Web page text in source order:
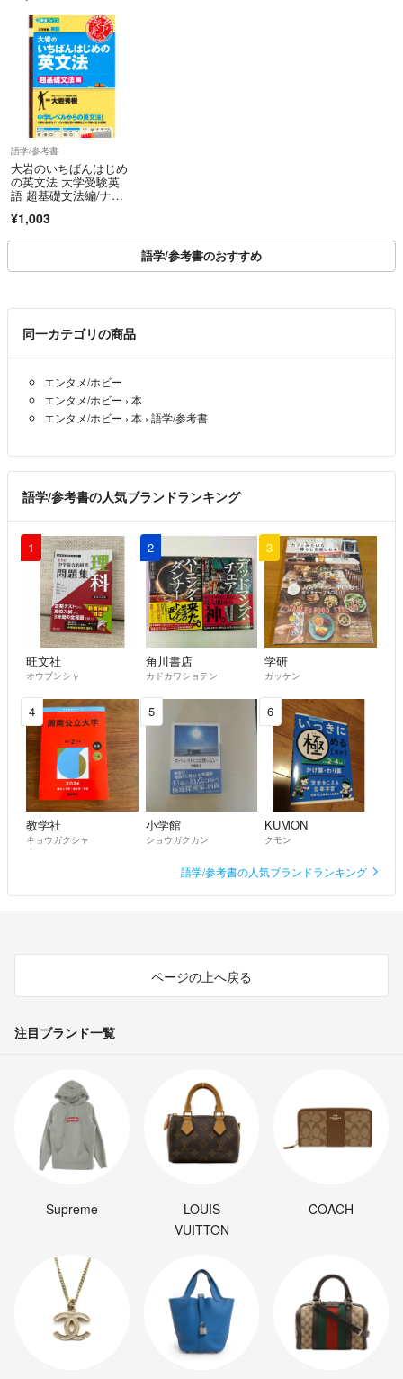
語学/参考書
大岩のいちばんはじめ
の英文法 大学受験英
語 超基礎文法編/ナガ
（ソフトカバー））
¥1,003
語学/参考書のおすすめ
同一カテゴリの商品
エンタメ/ホビー
エンタメ/ホビー › 本
エンタメ/ホビー › 本 › 語学/参考書
語学/参考書の人気ブランドランキング
1
旺文社
オウブンシャ
2
角川書店
カドカワショテン
3
学研
ガッケン
4
教学社
キョウガクシャ
5
小学館
ショウガクカン
6
KUMON
クモン
語学/参考書の人気ブランドランキング
ページの上へ戻る
注目ブランド一覧
Supreme
LOUIS
VUITTON
COACH